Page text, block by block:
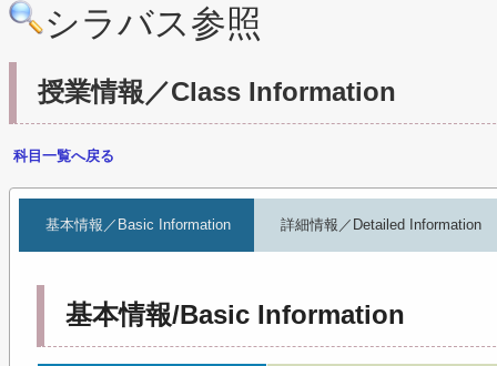
シラバス参照
授業情報／Class Information
科目一覧へ戻る
基本情報／Basic Information 詳細情報／Detailed Information
基本情報/Basic Information